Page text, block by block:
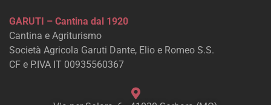
GARUTI – Cantina dal 1920
Cantina e Agriturismo
Società Agricola Garuti Dante, Elio e Romeo S.S.
CF e P.IVA IT 00935560367